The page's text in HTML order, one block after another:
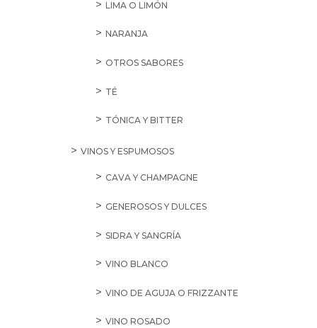
LIMA O LIMÓN
NARANJA
OTROS SABORES
TÉ
TÓNICA Y BITTER
VINOS Y ESPUMOSOS
CAVA Y CHAMPAGNE
GENEROSOS Y DULCES
SIDRA Y SANGRÍA
VINO BLANCO
VINO DE AGUJA O FRIZZANTE
VINO ROSADO